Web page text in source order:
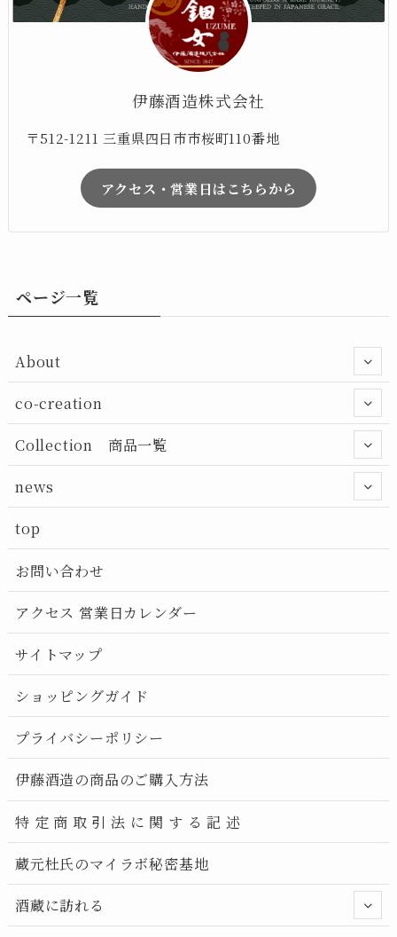
伊藤酒造株式会社
〒512-1211 三重県四日市市桜町110番地
アクセス・営業日はこちらから
ページ一覧
About
co-creation
Collection 商品一覧
news
top
お問い合わせ
アクセス 営業日カレンダー
サイトマップ
ショッピングガイド
プライバシーポリシー
伊藤酒造の商品のご購入方法
特 定 商 取 引 法 に 関 す る 記 述
蔵元杜氏のマイラボ秘密基地
酒蔵に訪れる